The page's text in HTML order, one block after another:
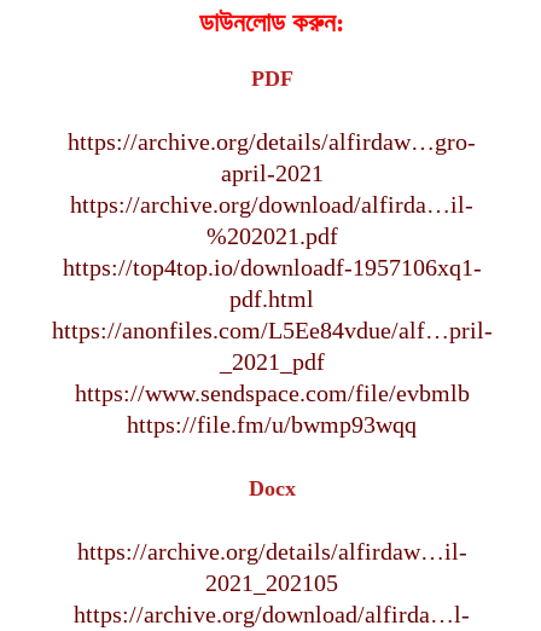
ডাউনলোড করুন:
PDF
https://archive.org/details/alfirdaw…gro-
april-2021
https://archive.org/download/alfirda…il-
%202021.pdf
https://top4top.io/downloadf-1957106xq1-
pdf.html
https://anonfiles.com/L5Ee84vdue/alf…pril-
_2021_pdf
https://www.sendspace.com/file/evbmlb
https://file.fm/u/bwmp93wqq
Docx
https://archive.org/details/alfirdaw…il-
2021_202105
https://archive.org/download/alfirda…l-